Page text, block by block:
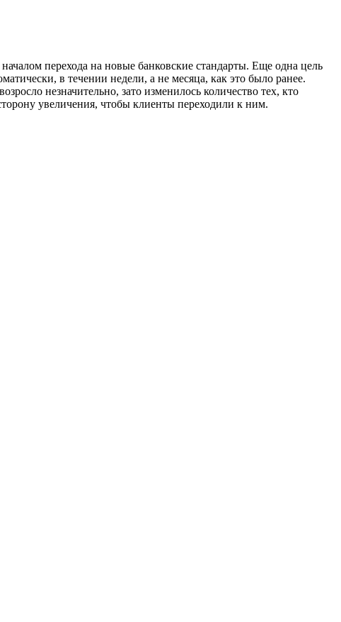
перехода на новые банковские стандарты. Еще одна цель
в течении недели, а не месяца, как это было ранее.
незначительно, зато изменилось количество тех, кто
увеличения, чтобы клиенты переходили к ним.